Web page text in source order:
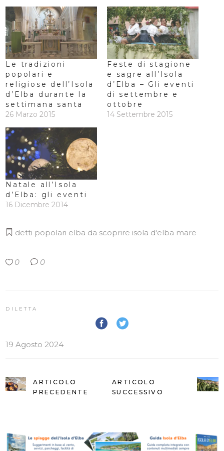
Le tradizioni
popolari e
religiose dell’Isola
d’Elba durante la
settimana santa
26 Marzo 2015
Feste di stagione
e sagre all’Isola
d’Elba – Gli eventi
di settembre e
ottobre
14 Settembre 2015
Natale all’Isola
d’Elba: gli eventi
16 Dicembre 2014
detti popolari elba da scoprire isola d'elba mare
0 0
DILETTA
19 Agosto 2024
ARTICOLO
PRECEDENTE
ARTICOLO
SUCCESSIVO